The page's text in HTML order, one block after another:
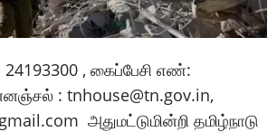
, கைப்பேசி எண்:
: tnhouse@tn.gov.in,
அதுமட்டுமின்றி தமிழ்நாடு